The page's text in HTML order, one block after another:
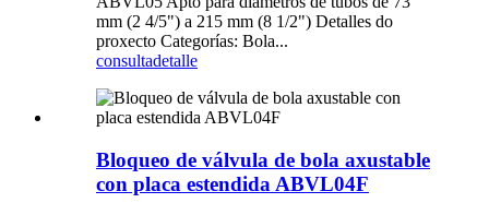
mm (2 4/5") a 215 mm (8 1/2") Detalles do
proxecto Categorías: Bola...
consultadetalle
Bloqueo de válvula de bola axustable
con placa estendida ABVL04F